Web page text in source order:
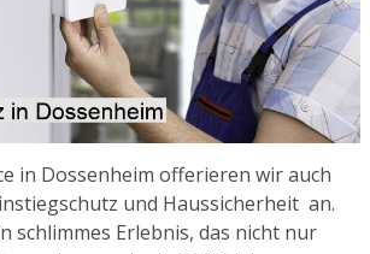
in Dossenheim offerieren wir auch
und Haussicherheit an.
schlimmes Erlebnis, das nicht nur